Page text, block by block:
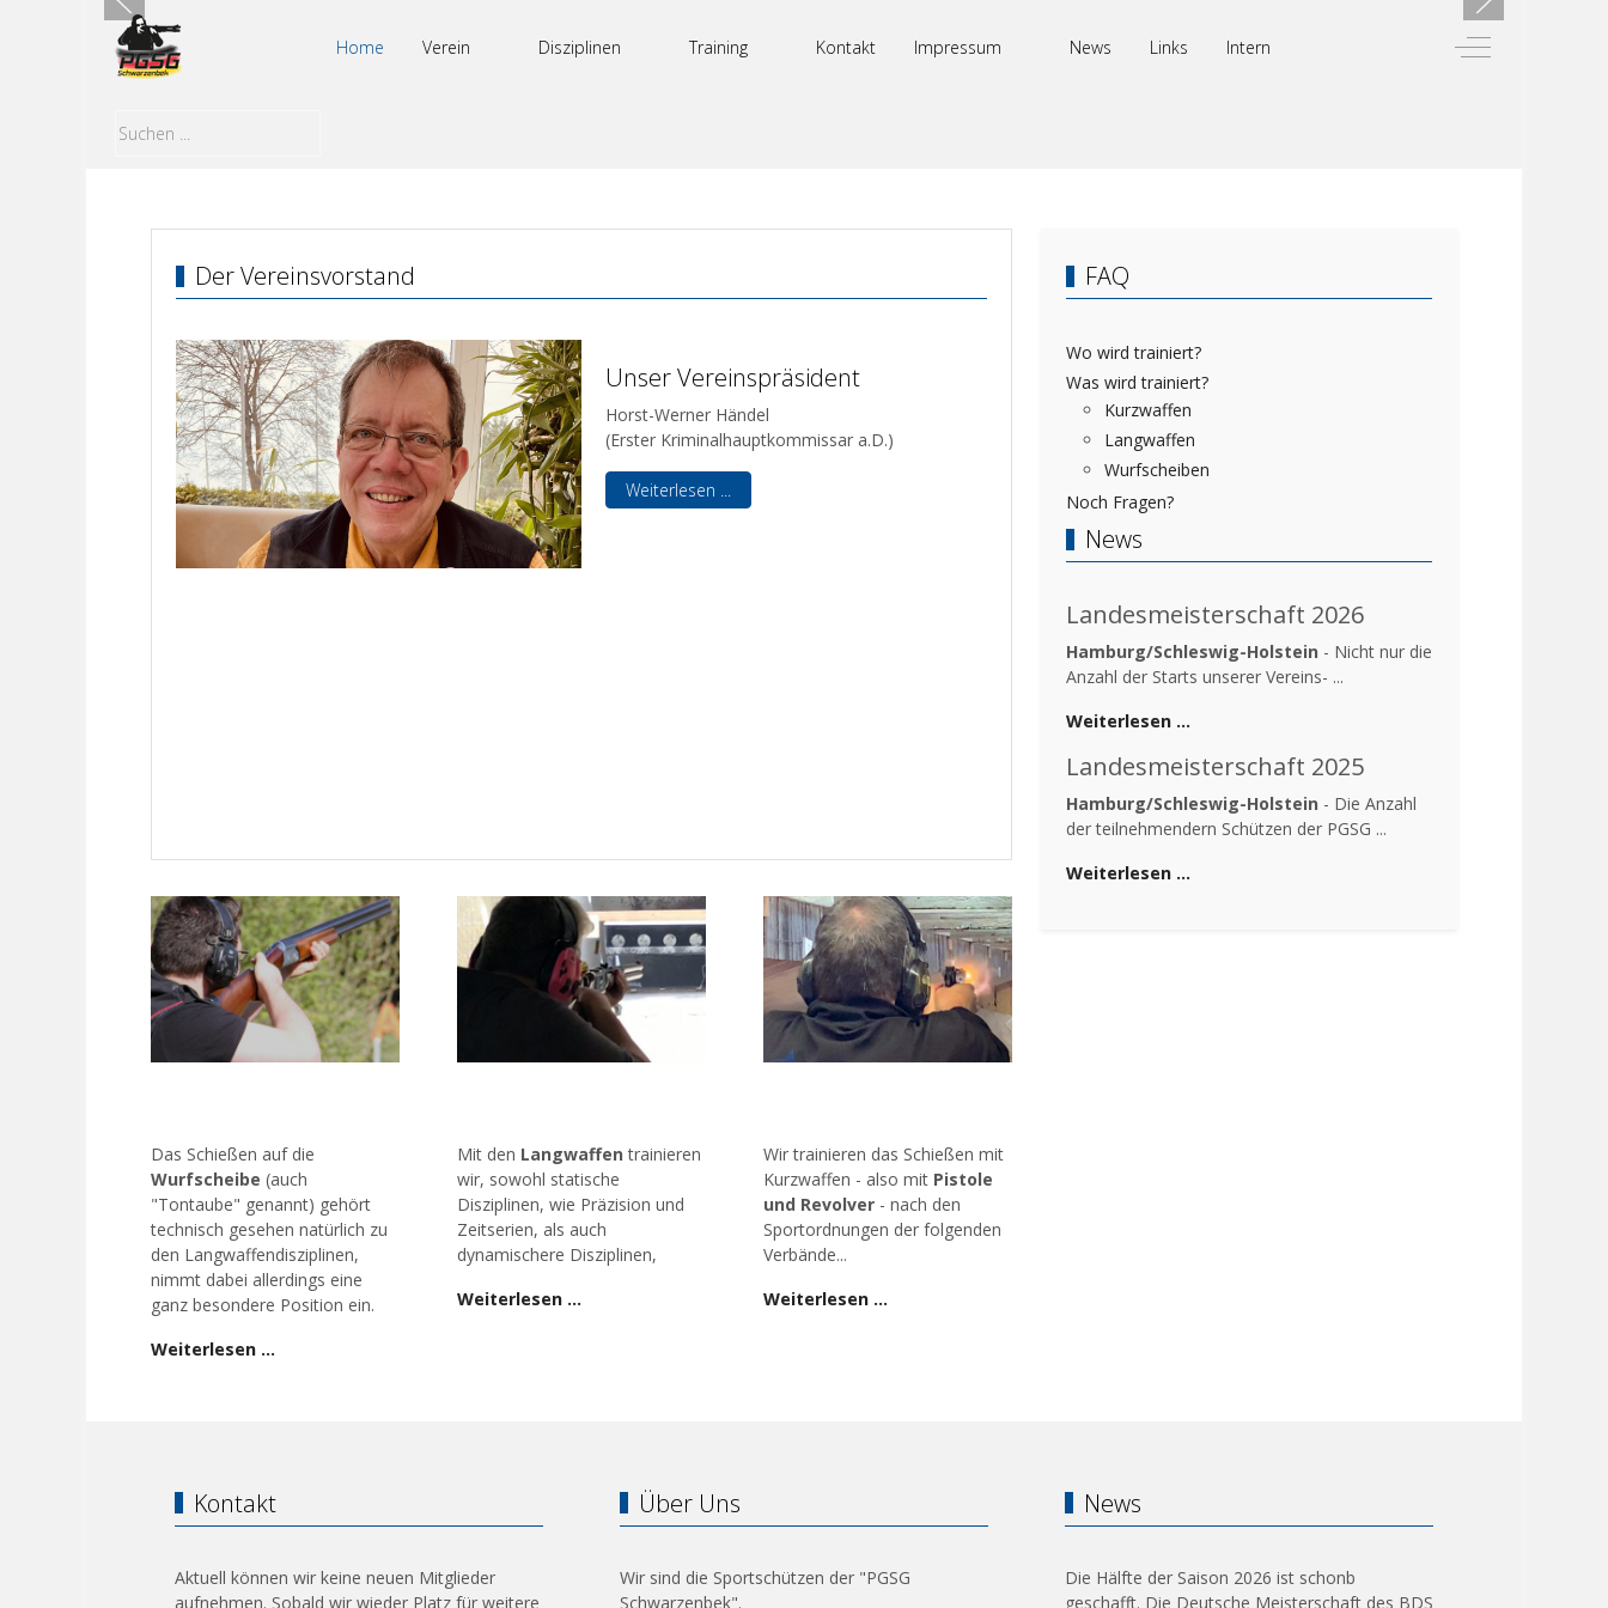
Home Verein Disziplinen Training Kontakt Impressum News Links Intern Off-Canvas
Der Vereinsvorstand
Unser Vereinspräsident
Horst-Werner Händel
(Erster Kriminalhauptkommissar a.D.)
Weiterlesen ...
Das Schießen auf die
Wurfscheibe (auch
"Tontaube" genannt) gehört
technisch gesehen natürlich zu
den Langwaffendisziplinen,
nimmt dabei allerdings eine
ganz besondere Position ein.
Weiterlesen …
Mit den Langwaffen trainieren
wir, sowohl statische
Disziplinen, wie Präzision und
Zeitserien, als auch
dynamischere Disziplinen,
Weiterlesen …
Wir trainieren das Schießen mit
Kurzwaffen - also mit Pistole
und Revolver - nach den
Sportordnungen der folgenden
Verbände...
Weiterlesen …
FAQ
Wo wird trainiert?
Was wird trainiert?
Kurzwaffen
Langwaffen
Wurfscheiben
Noch Fragen?
News
Landesmeisterschaft 2026
Hamburg/Schleswig-Holstein - Nicht nur die
Anzahl der Starts unserer Vereins- ...
Weiterlesen …
Landesmeisterschaft 2025
Hamburg/Schleswig-Holstein - Die Anzahl
der teilnehmendern Schützen der PGSG ...
Weiterlesen …
Kontakt
Aktuell können wir keine neuen Mitglieder
aufnehmen. Sobald wir wieder Platz für weitere
Über Uns
Wir sind die Sportschützen der "PGSG
Schwarzenbek".
News
Die Hälfte der Saison 2026 ist schonb
geschafft. Die Deutsche Meisterschaft des BDS